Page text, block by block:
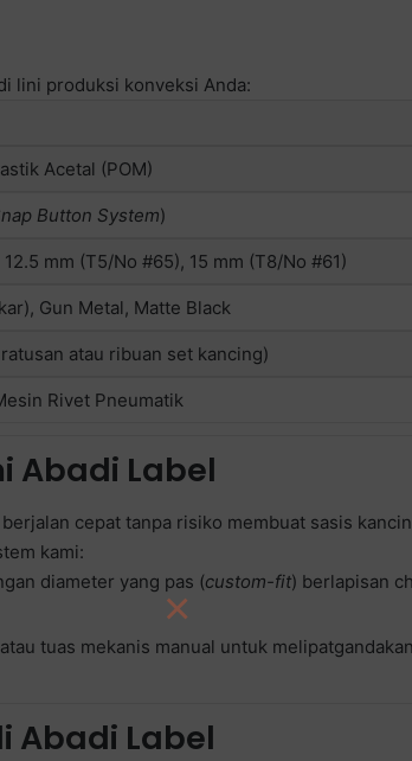
lini produksi konveksi Anda:
Acetal (POM)
Button System)
mm (T5/No #65), 15 mm (T8/No #61)
Gun Metal, Matte Black
atau ribuan set kancing)
Rivet Pneumatik
Abadi Label
cepat tanpa risiko membuat sasis
kami:
diameter yang pas (custom-fit) berlapisan
tuas mekanis manual untuk
Abadi Label
×